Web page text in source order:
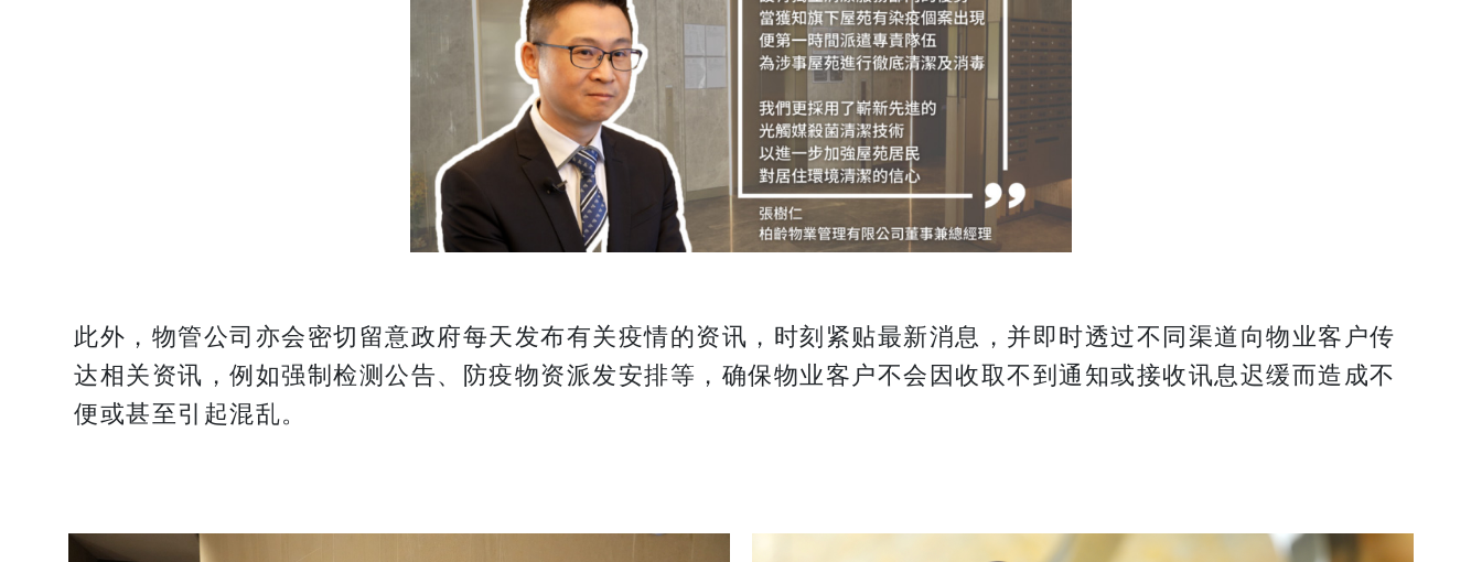
此外，物管公司亦会密切留意政府每天发布有关疫情的资讯，时刻紧贴最新消息，并即时透过不同渠道向物业客户传
达相关资讯，例如强制检测公告、防疫物资派发安排等，确保物业客户不会因收取不到通知或接收讯息迟缓而造成不
便或甚至引起混乱。